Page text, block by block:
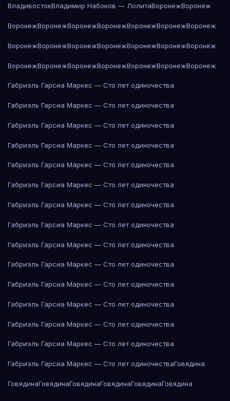
ВладивостокВладимир Набоков — ЛолитаВоронежВоронеж
ВоронежВоронежВоронежВоронежВоронежВоронежВоронеж
ВоронежВоронежВоронежВоронежВоронежВоронежВоронеж
ВоронежВоронежВоронежВоронежВоронежВоронежВоронеж
Габриэль Гарсиа Маркес — Сто лет одиночества
Габриэль Гарсиа Маркес — Сто лет одиночества
Габриэль Гарсиа Маркес — Сто лет одиночества
Габриэль Гарсиа Маркес — Сто лет одиночества
Габриэль Гарсиа Маркес — Сто лет одиночества
Габриэль Гарсиа Маркес — Сто лет одиночества
Габриэль Гарсиа Маркес — Сто лет одиночества
Габриэль Гарсиа Маркес — Сто лет одиночества
Габриэль Гарсиа Маркес — Сто лет одиночества
Габриэль Гарсиа Маркес — Сто лет одиночества
Габриэль Гарсиа Маркес — Сто лет одиночества
Габриэль Гарсиа Маркес — Сто лет одиночества
Габриэль Гарсиа Маркес — Сто лет одиночества
Габриэль Гарсиа Маркес — Сто лет одиночества
Габриэль Гарсиа Маркес — Сто лет одиночестваГовядина
ГовядинаГовядинаГовядинаГовядинаГовядинаГовядина